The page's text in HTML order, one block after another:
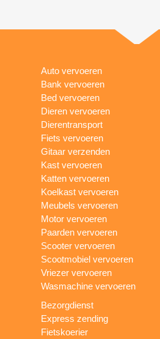
Auto vervoeren
Bank vervoeren
Bed vervoeren
Dieren vervoeren
Dierentransport
Fiets vervoeren
Gitaar verzenden
Kast vervoeren
Katten vervoeren
Koelkast vervoeren
Meubels vervoeren
Motor vervoeren
Paarden vervoeren
Scooter vervoeren
Scootmobiel vervoeren
Vriezer vervoeren
Wasmachine vervoeren
Bezorgdienst
Express zending
Fietskoerier